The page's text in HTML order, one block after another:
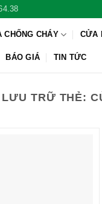
CHỐNG CHÁY CỬA
BÁO GIÁ TIN TỨC
LƯU TRỮ THẺ: